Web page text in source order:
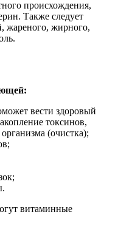
происхождения,
Также следует
жареного, жирного,
вести здоровый
токсинов,
(очистка);